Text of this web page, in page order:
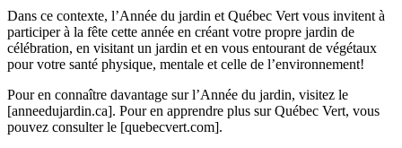
Dans ce contexte, l’Année du jardin et Québec Vert vous invitent à
participer à la fête cette année en créant votre propre jardin de
célébration, en visitant un jardin et en vous entourant de végétaux
pour votre santé physique, mentale et celle de l’environnement!
Pour en connaître davantage sur l’Année du jardin, visitez le
[anneedujardin.ca]. Pour en apprendre plus sur Québec Vert, vous
pouvez consulter le [quebecvert.com].